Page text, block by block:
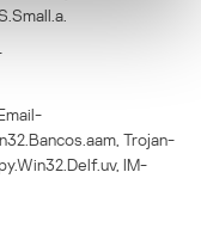
Trojan-
IM-